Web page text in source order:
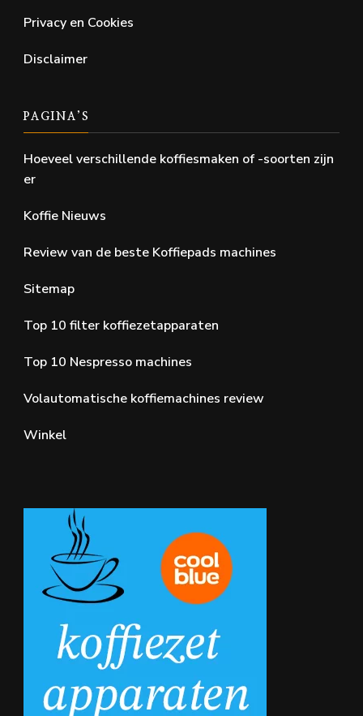
Privacy en Cookies
Disclaimer
PAGINA’S
Hoeveel verschillende koffiesmaken of -soorten zijn
er
Koffie Nieuws
Review van de beste Koffiepads machines
Sitemap
Top 10 filter koffiezetapparaten
Top 10 Nespresso machines
Volautomatische koffiemachines review
Winkel